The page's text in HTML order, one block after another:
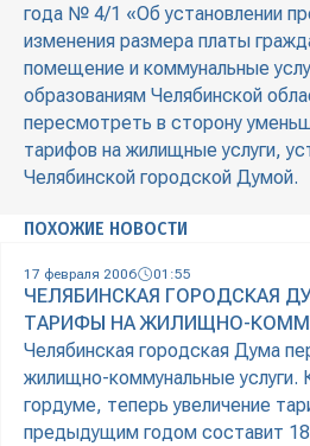
года № 4/1 «Об установлении
изменения размера платы
помещение и коммунальные
образованиям Челябинской
пересмотреть в сторону
тарифов на жилищные услуги,
Челябинской городской Думой.
ПОХОЖИЕ НОВОСТИ
17 февраля 2006 01:55
ЧЕЛЯБИНСКАЯ ГОРОДСКАЯ
ТАРИФЫ НА ЖИЛИЩНО-
Челябинская городская Дума
жилищно-коммунальные
гордуме, теперь увеличение
предыдущим годом составит